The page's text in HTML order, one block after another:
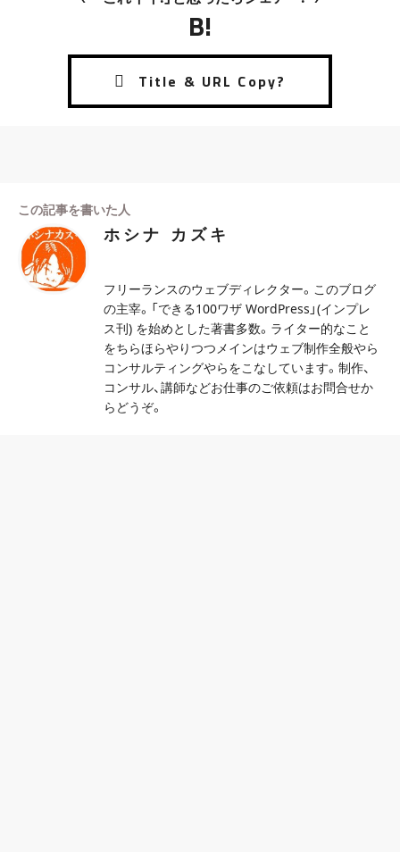
B!
この記事を書いた人
ホシナ カズキ
フリーランスのウェブディレクター。このブログ
の主宰。「できる100ワザ WordPress」(インプレ
ス刊) を始めとした著書多数。ライター的なこと
をちらほらやりつつメインはウェブ制作全般やら
コンサルティングやらをこなしています。制作、
コンサル、講師などお仕事のご依頼はお問合せか
らどうぞ。